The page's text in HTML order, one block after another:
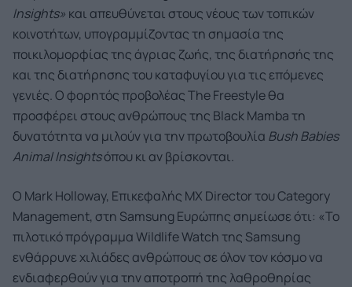
Insights» και απευθύνεται στους νέους των τοπικών
κοινοτήτων, υπογραμμίζοντας τη σημασία της
ποικιλομορφίας της άγριας ζωής, της διατήρησής της
και της διατήρησης του καταφυγίου για τις επόμενες
γενιές. Ο φορητός προβολέας The Freestyle θα
προσφέρει στους ανθρώπους της Black Mamba τη
δυνατότητα να μιλούν για την πρωτοβουλία BushBabies
AnimalInsightsόπου κι αν βρίσκονται.
Ο Mark Holloway, Επικεφαλής MX Director του Category
Management, στη Samsung Ευρώπης σημείωσε ότι: «Το
πιλοτικό πρόγραμμα Wildlife Watch της Samsung
ενθάρρυνε χιλιάδες ανθρώπους σε όλον τον κόσμο να
ενδιαφερθούν για την αποτροπή της λαθροθηρίας